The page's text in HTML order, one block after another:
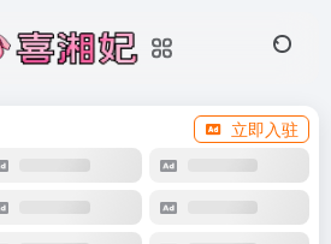
立即入驻